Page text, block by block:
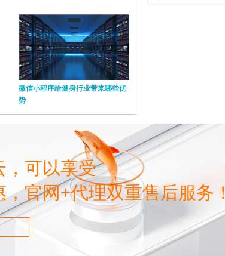
微信小程序给健身行业带来哪些优
势
，可以享受
官网+代理双重售后服务！